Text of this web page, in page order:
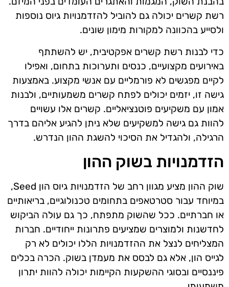
רשת קשרים יכולה גם להוביל להזדמנויות גיוס נוספות
ולסייע בהכוונה למקורות מימון שונים.
כדי לבנות רשת קשרים אפקטיבית, יש להשתתף
באירועים מקצועיים, כנסים ותערוכות בתחום, ואפילו
לקיים מפגשים לא פורמליים עם אנשי מקצוע. באמצעות
גישה זו, יזמים יכולים לפתח קשרים משמעותיים, ולבנות
אמון עם משקיעים פוטנציאליים. קשרים אלו עשויים
להוות גם גישה למשקיעים שלא ניתן להגיע אליהם בדרך
הרגילה, ולהגדיל את הסיכוי להשגת ההון הנדרש.
הזדמנויות בשוק ההון
שוק ההון מציע מגוון רחב של הזדמנויות גיוס הון Seed,
במיוחד עבור סטרטאפים בתחומים טכנולוגיים, בריאותיים
או חברתיים. ככל שהשוק מתפתח, כך גם עולה הביקוש
לחדשנות ולמוצרים שמציעים פתרונות ייחודיים. חברות
המצליחים לנצל את ההזדמנויות הללו יכולים לא רק
לגייס הון, אלא גם לבסס את מעמדן בשוק. הכרה בכלים
פיננסיים ובסוגי ההשקעות הקיימות יכולה להוות יתרון